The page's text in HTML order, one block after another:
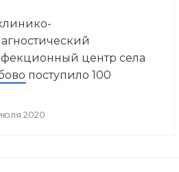
центр села
поступило 100
легких
2020